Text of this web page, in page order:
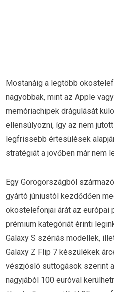
Mostanáig a legtöbb
nagyobbak, mint az Apple
memóriachipek drágulását
ellensúlyozni, így az nem
legfrissebb értesülések
stratégiát a jövőben már nem
Egy Görögországból
gyártó júniustól kezdődően
okostelefonjai árát az európai
prémium kategóriát érinti
Galaxy S szériás modellek,
Galaxy Z Flip 7 készülékek
vészjósló suttogások szerint
nagyjából 100 euróval